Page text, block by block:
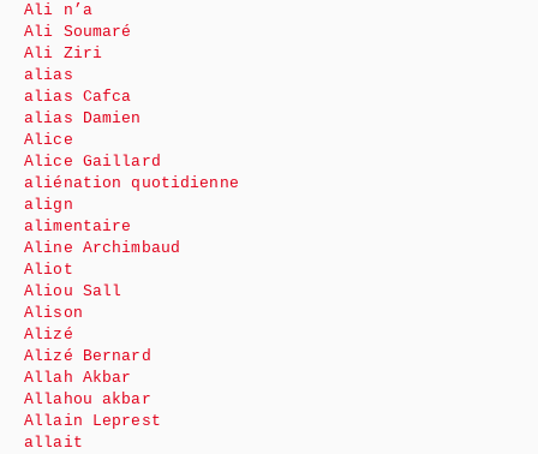
Ali n’a
Ali Soumaré
Ali Ziri
alias
alias Cafca
alias Damien
Alice
Alice Gaillard
aliénation quotidienne
align
alimentaire
Aline Archimbaud
Aliot
Aliou Sall
Alison
Alizé
Alizé Bernard
Allah Akbar
Allahou akbar
Allain Leprest
allait